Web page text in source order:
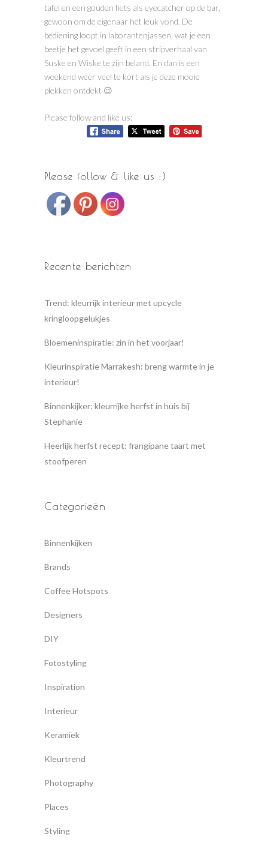
tafel en een gouden fiets als eyecatcher op de bar,
gewoon om de eigenaar het leuk vond. De
bediening loopt in laborantenjassen, wat je een
beetje het gevoel geeft in een stripverhaal van
Suske en Wiske te zijn beland. En dan is een
weekend weer veel te kort als je deze mooie
plekken ontdekt 😉
Please follow and like us:
Please follow & like us :)
Recente berichten
Trend: kleurrijk interieur met upcycle
kringloopgelukjes
Bloemeninspiratie: zin in het voorjaar!
Kleurinspiratie Marrakesh: breng warmte in je
interieur!
Binnenkijker: kleurrijke herfst in huis bij
Stephanie
Heerlijk herfst recept: frangipane taart met
stoofperen
Categorieën
Binnenkijken
Brands
Coffee Hotspots
Designers
DIY
Fotostyling
Inspiration
Interieur
Keramiek
Kleurtrend
Photography
Places
Styling